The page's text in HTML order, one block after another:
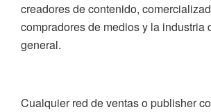
creadores de contenido,
compradores de medios y la industria
general.
Cualquier red de ventas o publisher